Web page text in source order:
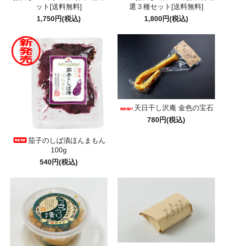
ット[送料無料]
1,750円(税込)
選３種セット[送料無料]
1,800円(税込)
茄子のしば漬ほんまもん
100g
540円(税込)
天日干し沢庵 金色の宝石
780円(税込)